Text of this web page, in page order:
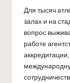
Для тысяч
залах и на
вопрос
работе